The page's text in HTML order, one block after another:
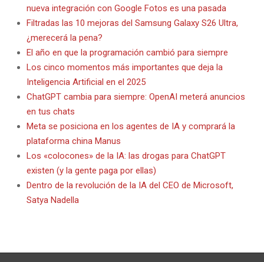
nueva integración con Google Fotos es una pasada
Filtradas las 10 mejoras del Samsung Galaxy S26 Ultra,
¿merecerá la pena?
El año en que la programación cambió para siempre
Los cinco momentos más importantes que deja la
Inteligencia Artificial en el 2025
ChatGPT cambia para siempre: OpenAI meterá anuncios
en tus chats
Meta se posiciona en los agentes de IA y comprará la
plataforma china Manus
Los «colocones» de la IA: las drogas para ChatGPT
existen (y la gente paga por ellas)
Dentro de la revolución de la IA del CEO de Microsoft,
Satya Nadella